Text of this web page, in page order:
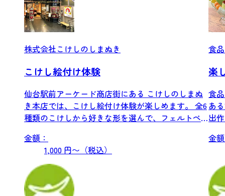
株式会社こけしのしまぬき
こけし絵付け体験
仙台駅前アーケード商店街にある こけしのしまぬ
き本店では、こけし絵付け体験が楽しめます。 全6
種類のこけしから好きな形を選んで、フェルトペ
金額：
1,000 円〜（税込）
食
楽
食
あ
出
金